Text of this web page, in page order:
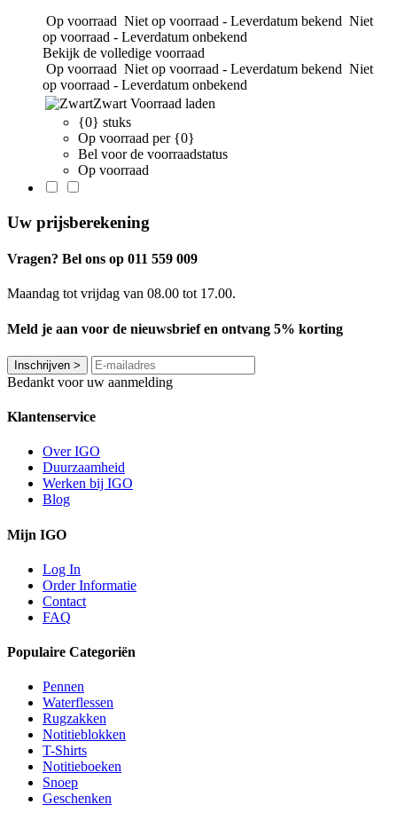
Op voorraad Niet op voorraad - Leverdatum bekend Niet
op voorraad - Leverdatum onbekend
Bekijk de volledige voorraad
Op voorraad Niet op voorraad - Leverdatum bekend Niet
op voorraad - Leverdatum onbekend
Zwart Voorraad laden
{0} stuks
Op voorraad per {0}
Bel voor de voorraadstatus
Op voorraad
Uw prijsberekening
Vragen? Bel ons op 011 559 009
Maandag tot vrijdag van 08.00 tot 17.00.
Meld je aan voor de nieuwsbrief en ontvang 5% korting
Inschrijven >
Bedankt voor uw aanmelding
Klantenservice
Over IGO
Duurzaamheid
Werken bij IGO
Blog
Mijn IGO
Log In
Order Informatie
Contact
FAQ
Populaire Categoriën
Pennen
Waterflessen
Rugzakken
Notitieblokken
T-Shirts
Notitieboeken
Snoep
Geschenken